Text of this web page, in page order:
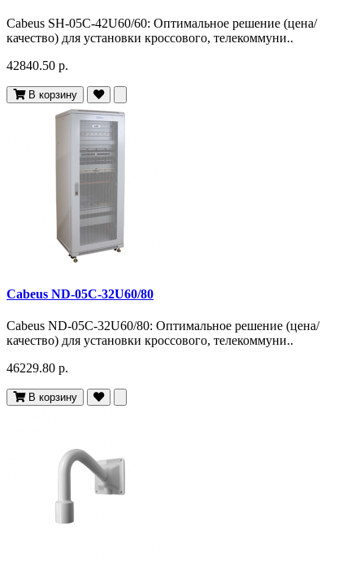
Cabeus SH-05C-42U60/60: Оптимальное решение (цена/
качество) для установки кроссового, телекоммуни..
42840.50 р.
В корзину
Cabeus ND-05C-32U60/80
Cabeus ND-05C-32U60/80: Оптимальное решение (цена/
качество) для установки кроссового, телекоммуни..
46229.80 р.
В корзину